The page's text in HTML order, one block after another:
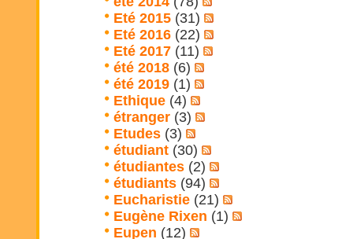
Eté 2015 (31)
Eté 2016 (22)
Eté 2017 (11)
été 2018 (6)
été 2019 (1)
Ethique (4)
étranger (3)
Etudes (3)
étudiant (30)
étudiantes (2)
étudiants (94)
Eucharistie (21)
Eugène Rixen (1)
Eupen (12)